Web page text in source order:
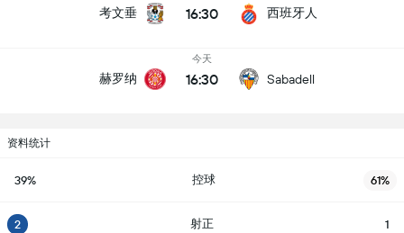
考文垂 16:30 西班牙人
赫罗纳
今天
16:30 Sabadell
资料统计
39% 控球 61%
2 射正 1